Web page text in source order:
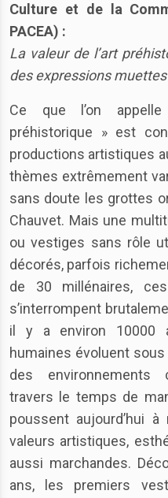
Culture et de la
PACEA) :
La valeur de l’art
des expressions muettes
Ce que l’on
préhistorique » est
productions artistiques
thèmes extrêmement
sans doute les grottes
Chauvet. Mais une
ou vestiges sans rôle
décorés, parfois
de 30 millénaires,
s’interrompent
il y a environ 10000
humaines évoluent
des environnements
travers le temps de
poussent aujourd’hui
valeurs artistiques,
aussi marchandes.
ans, les premiers